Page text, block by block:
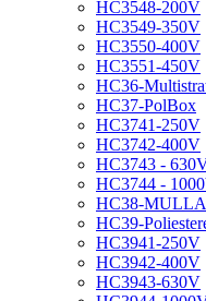
HC3548-200V
HC3549-350V
HC3550-400V
HC3551-450V
HC36-
HC37-PolBox
HC3741-250V
HC3742-400V
HC3743 -
HC3744 -
HC38-
HC39-
HC3941-250V
HC3942-400V
HC3943-630V